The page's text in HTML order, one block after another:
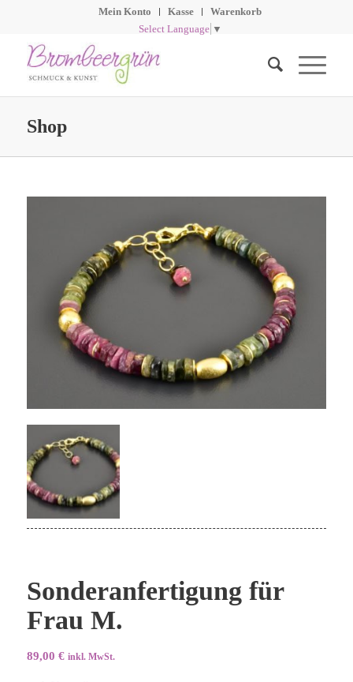
Mein Konto Kasse
Warenkorb
Select Language ▼
Shop
Sonderanfertigung für
Frau M.
89,00 € inkl. MwSt.